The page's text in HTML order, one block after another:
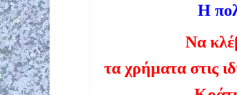
Η
Να
τα χρήματα στις